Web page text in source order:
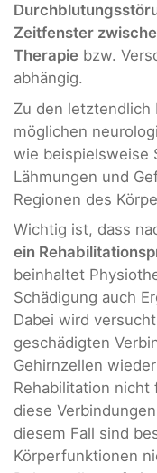
Zeitfenster
Therapie bzw.
abhängig.
Zu den letztendlich
möglichen
wie beispielsweise
Lähmungen und
Regionen des
Wichtig ist, dass
ein
beinhaltet
Schädigung auch
Dabei wird
geschädigten
Gehirnzellen
Rehabilitation nicht
diese
diesem Fall sind
Körperfunktionen